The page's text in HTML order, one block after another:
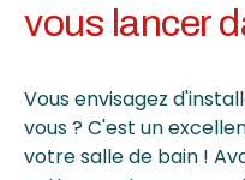
vous lancer
Vous envisagez
vous ? C'est un
votre salle de bain !